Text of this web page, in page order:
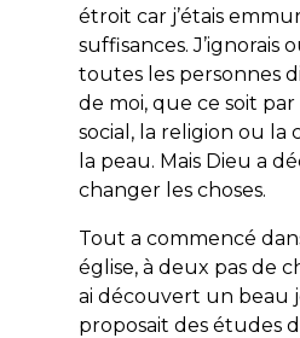
étroit car j’étais
suffisances. J’ignorais
toutes les personnes
de moi, que ce soit
social, la religion ou la
la peau. Mais Dieu a
changer les choses.
Tout a commencé
église, à deux pas de
ai découvert un beau
proposait des études